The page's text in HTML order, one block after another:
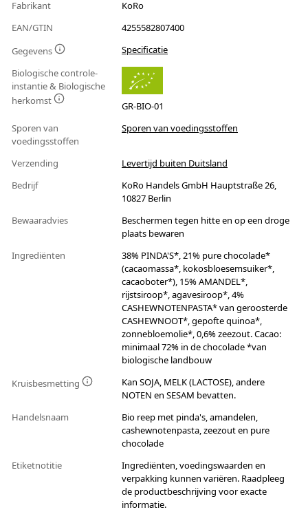
Fabrikant
KoRo
EAN/GTIN
4255582807400
Gegevens
Specificatie
Biologische controle-
instantie & Biologische
herkomst
GR-BIO-01
Sporen van
voedingsstoffen
Sporen van voedingsstoffen
Verzending
Levertijd buiten Duitsland
Bedrijf
KoRo Handels GmbH Hauptstraße 26,
10827 Berlin
Bewaaradvies
Beschermen tegen hitte en op een droge
plaats bewaren
Ingrediënten
38% PINDA'S*, 21% pure chocolade*
(cacaomassa*, kokosbloesemsuiker*,
cacaoboter*), 15% AMANDEL*,
rijstsiroop*, agavesiroop*, 4%
CASHEWNOTENPASTA* van geroosterde
CASHEWNOOT*, gepofte quinoa*,
zonnebloemolie*, 0,6% zeezout. Cacao:
minimaal 72% in de chocolade *van
biologische landbouw
Kruisbesmetting
Kan SOJA, MELK (LACTOSE), andere
NOTEN en SESAM bevatten.
Handelsnaam
Bio reep met pinda's, amandelen,
cashewnotenpasta, zeezout en pure
chocolade
Etiketnotitie
Ingrediënten, voedingswaarden en
verpakking kunnen variëren. Raadpleeg
de productbeschrijving voor exacte
informatie.